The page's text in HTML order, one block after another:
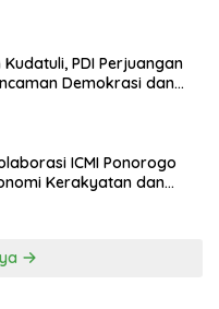
PDI Perjuangan
Demokrasi dan
ICMI Ponorogo
Kerakyatan dan